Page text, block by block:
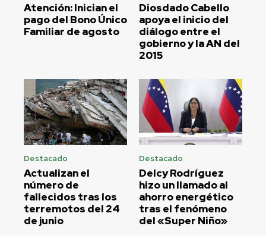
Atención: Inician el
pago del Bono Único
Familiar de agosto
Diosdado Cabello
apoya el inicio del
diálogo entre el
gobierno y la AN del
2015
Destacado
Actualizan el
número de
fallecidos tras los
terremotos del 24
de junio
Destacado
Delcy Rodríguez
hizo un llamado al
ahorro energético
tras el fenómeno
del «Super Niño»